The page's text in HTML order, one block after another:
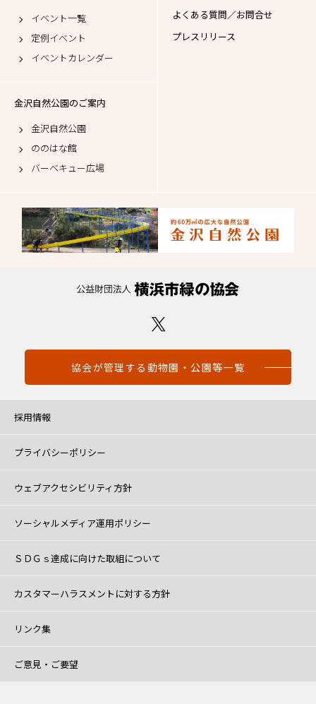
イベント一覧
定例イベント
イベントカレンダー
よくある質問／お問合せ
プレスリリース
金沢自然公園のご案内
金沢自然公園
ののはな館
バーベキュー広場
協会が管理する動物園・公園等一覧
採用情報
プライバシーポリシー
ウェブアクセシビリティ方針
ソーシャルメディア運用ポリシー
ＳＤＧｓ達成に向けた取組について
カスタマーハラスメントに対する方針
リンク集
ご意見・ご要望